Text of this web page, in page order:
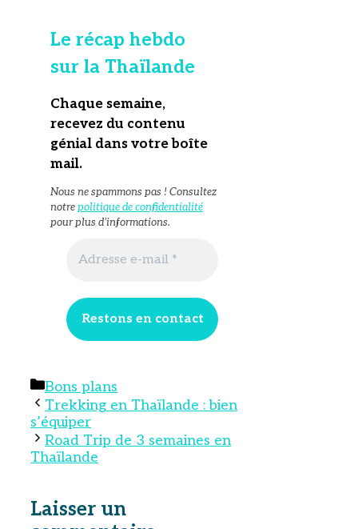
Le récap hebdo
sur la Thaïlande
Chaque semaine,
recevez du contenu
génial dans votre boîte
mail.
Nous ne spammons pas ! Consultez
notrepolitique de confidentialité
pour plus d’informations.
Catégories
Bons plans
Trekking en Thaïlande : bien
s’équiper
Road Trip de 3 semaines en
Thaïlande
Laisser un